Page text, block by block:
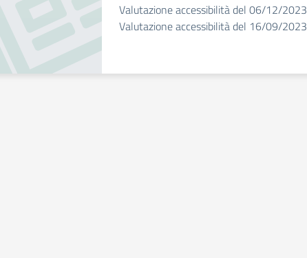
Valutazione accessibilità del 06/12/2023
Valutazione accessibilità del 16/09/2023